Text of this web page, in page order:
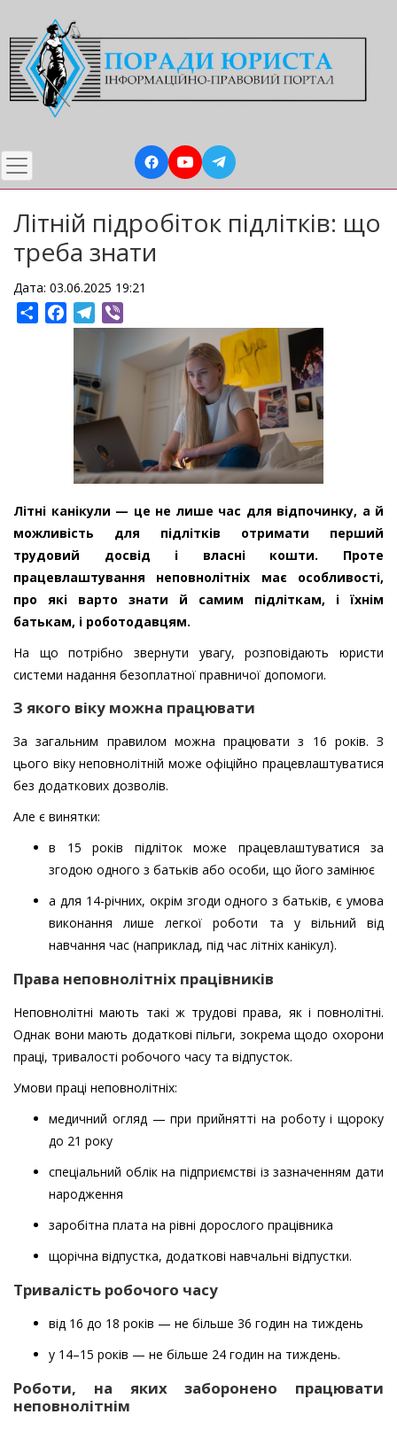
до
основного
вмісту
Літній підробіток підлітків: що
треба знати
Дата: 03.06.2025 19:21
ShareFacebookTelegram
Літні канікули — це не лише час для відпочинку, а й
можливість для підлітків отримати перший
трудовий досвід і власні кошти. Проте
працевлаштування неповнолітніх має особливості,
про які варто знати й самим підліткам, і їхнім
батькам, і роботодавцям.
На що потрібно звернути увагу, розповідають юристи
системи надання безоплатної правничої допомоги.
З якого віку можна працювати
За загальним правилом можна працювати з 16 років. З
цього віку неповнолітній може офіційно працевлаштуватися
без додаткових дозволів.
Але є винятки:
в 15 років підліток може працевлаштуватися за
згодою одного з батьків або особи, що його замінює
а для 14-річних, окрім згоди одного з батьків, є умова
виконання лише легкої роботи та у вільний від
навчання час (наприклад, під час літніх канікул).
Права неповнолітніх працівників
Неповнолітні мають такі ж трудові права, як і повнолітні.
Однак вони мають додаткові пільги, зокрема щодо охорони
праці, тривалості робочого часу та відпусток.
Умови праці неповнолітніх:
медичний огляд — при прийнятті на роботу і щороку
до 21 року
спеціальний облік на підприємстві із зазначенням дати
народження
заробітна плата на рівні дорослого працівника
щорічна відпустка, додаткові навчальні відпустки.
Тривалість робочого часу
від 16 до 18 років — не більше 36 годин на тиждень
у 14–15 років — не більше 24 годин на тиждень.
Роботи, на яких заборонено працювати
неповнолітнім